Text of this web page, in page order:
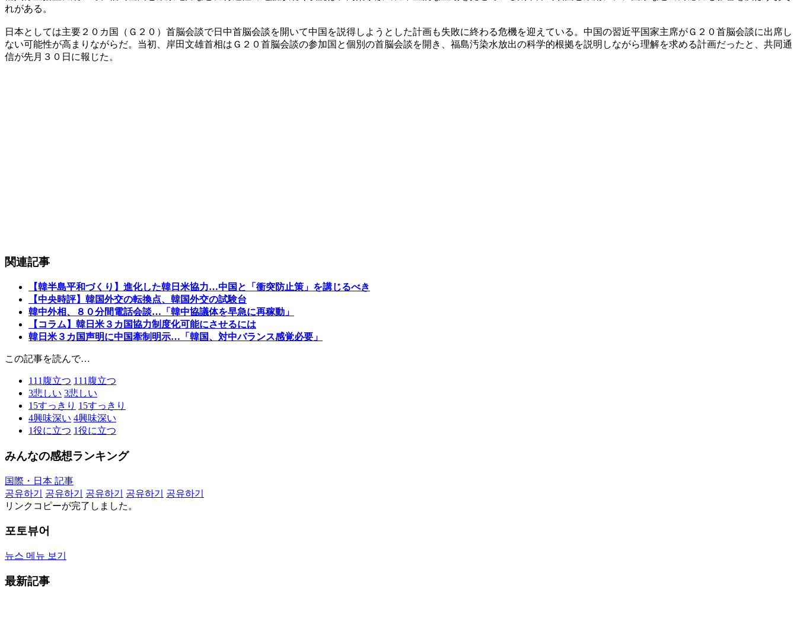
れがある。
日本としては主要２０カ国（Ｇ２０）首脳会談で日中首脳会談を開いて中国を説得しようとした計画も失敗に終わる危機を迎えている。中国の習近平国家主席がＧ２０首脳会談に出席し
ない可能性が高まりながらだ。当初、岸田文雄首相はＧ２０首脳会談の参加国と個別の首脳会談を開き、福島汚染水放出の科学的根拠を説明しながら理解を求める計画だったと、共同通
信が先月３０日に報じた。
関連記事
【韓半島平和づくり】進化した韓日米協力…中国と「衝突防止策」を講じるべき
【中央時評】韓国外交の転換点、韓国外交の試験台
韓中外相、８０分間電話会談…「韓中協議体を早急に再稼動」
【コラム】韓日米３カ国協力制度化可能にさせるには
韓日米３カ国声明に中国牽制明示…「韓国、対中バランス感覚必要」
この記事を読んで…
111 腹立つ 111 腹立つ
3悲しい 3悲しい
15すっきり 15すっきり
4興味深い 4興味深い
1役に立つ 1役に立つ
みんなの感想ランキング
国際・日本 記事
공유하기
공유하기 공유하기 공유하기
공유하기
リンクコピーが完了しました。
포토뷰어
뉴스 메뉴 보기
最新記事